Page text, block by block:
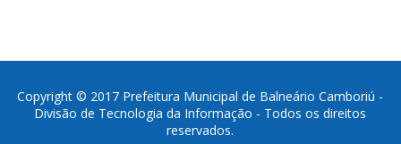
Copyright © 2017 Prefeitura Municipal de Balneário Camboriú -
Divisão de Tecnologia da Informação - Todos os direitos
reservados.